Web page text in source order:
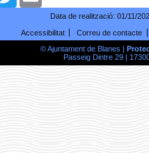
Data de realització: 01/11/
Accessibilitat
Correu de contacte
© Ajuntament de Blanes |
Passeig Dintre 29 |